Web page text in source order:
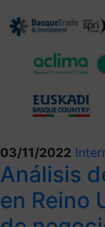
03/11/2022
Análisis
en Reino